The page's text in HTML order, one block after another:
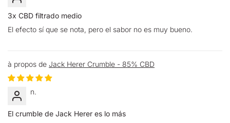
3x CBD filtrado medio
El efecto sí que se nota, pero el sabor no es muy bueno.
Jack Herer Crumble - 85% CBD
n.
El crumble de Jack Herer es lo más